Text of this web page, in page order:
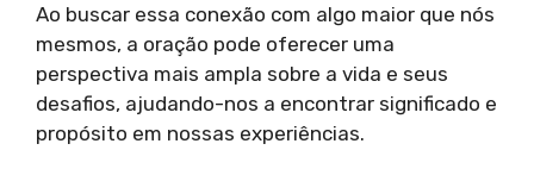
Ao buscar essa conexão com algo maior que nós
mesmos, a oração pode oferecer uma
perspectiva mais ampla sobre a vida e seus
desafios, ajudando-nos a encontrar significado e
propósito em nossas experiências.